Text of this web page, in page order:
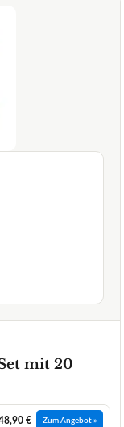
mit 20
€ Zum Angebot »